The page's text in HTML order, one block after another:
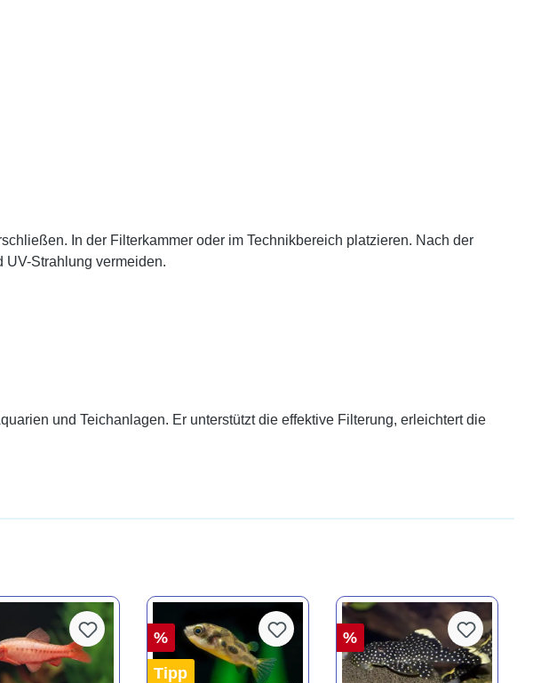
In der Filterkammer oder im Technikbereich platzieren. Nach der
UV-Strahlung vermeiden.
und Teichanlagen. Er unterstützt die effektive Filterung, erleichtert die
%
Tipp
%